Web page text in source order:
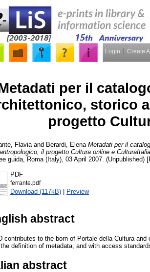
Login Create
per il
storico
progetto
Flavia and Berardi, Elena Metadati per il
il progetto Cultura online e
guida, Roma (Italy), 03 April 2007. (Unpublished)
PDF
ferrante.pdf
Download (117kB) | Preview
abstract
contributes to the born of Portale della Cultura
definition of metadata, and with access
abstract